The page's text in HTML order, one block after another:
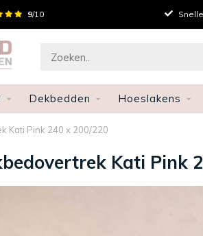
9/10
en retourneren
Dekbedden Hoeslakens
Kati Pink 240 x 200/220
Kati Pink